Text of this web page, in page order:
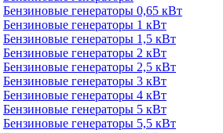
Бензиновые генераторы 0,65 кВт
Бензиновые генераторы 1 кВт
Бензиновые генераторы 1,5 кВт
Бензиновые генераторы 2 кВт
Бензиновые генераторы 2,5 кВт
Бензиновые генераторы 3 кВт
Бензиновые генераторы 4 кВт
Бензиновые генераторы 5 кВт
Бензиновые генераторы 5,5 кВт